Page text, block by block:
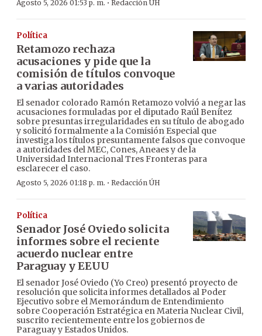
Agosto 5, 2026 01:53 p. m. · Redacción ÚH
Política
Retamozo rechaza
acusaciones y pide que la
comisión de títulos convoque
a varias autoridades
El senador colorado Ramón Retamozo volvió a negar las
acusaciones formuladas por el diputado Raúl Benítez
sobre presuntas irregularidades en su título de abogado
y solicitó formalmente a la Comisión Especial que
investiga los títulos presuntamente falsos que convoque
a autoridades del MEC, Cones, Aneaes y de la
Universidad Internacional Tres Fronteras para
esclarecer el caso.
Agosto 5, 2026 01:18 p. m. · Redacción ÚH
Política
Senador José Oviedo solicita
informes sobre el reciente
acuerdo nuclear entre
Paraguay y EEUU
El senador José Oviedo (Yo Creo) presentó proyecto de
resolución que solicita informes detallados al Poder
Ejecutivo sobre el Memorándum de Entendimiento
sobre Cooperación Estratégica en Materia Nuclear Civil,
suscrito recientemente entre los gobiernos de
Paraguay y Estados Unidos.